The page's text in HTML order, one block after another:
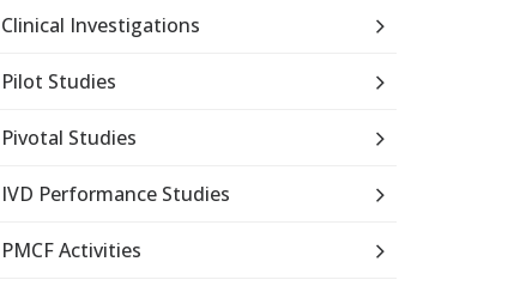
Clinical Investigations
Pilot Studies
Pivotal Studies
IVD Performance Studies
PMCF Activities